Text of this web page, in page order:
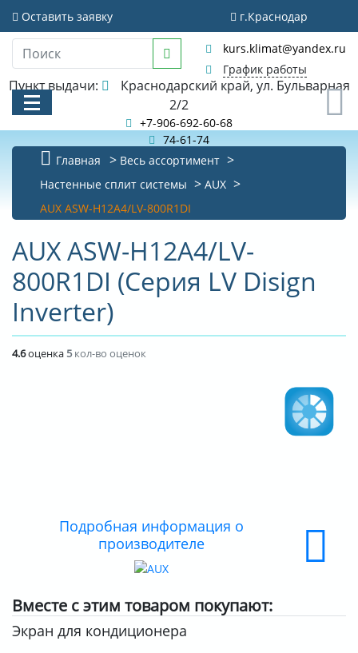
Оставить заявку г.Краснодар
kurs.klimat@yandex.ru
График работы
Пункт выдачи:
2/2
+7-906-692-60-68
74-61-74
КАТАЛОГ
АКЦИИ И РАСПРОДАЖИ
БИБЛИОТЕКА
НОВОСТИ
КОНТАКТЫ
О КОМПАНИИ
Главная
Весь ассортимент
Настенные сплит системы
AUX
AUX ASW-H12A4/LV-800R1DI
AUX ASW-H12A4/LV-
800R1DI (Серия LV Disign
Inverter)
4.6оценка 5кол-во оценок
Подробная информация о
производителе
Вместе с этим товаром покупают:
Экран для кондиционера